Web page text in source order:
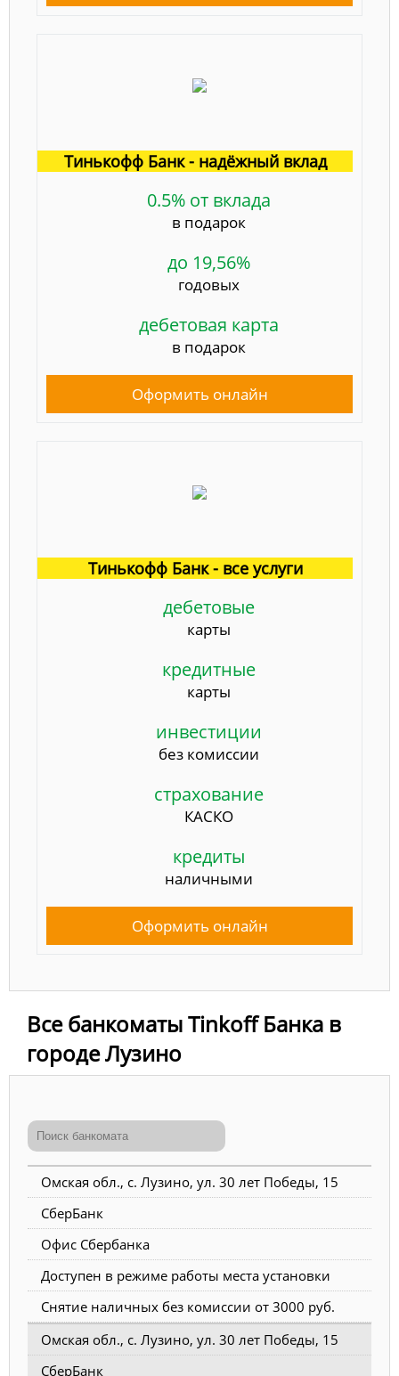
Тинькофф Банк - надёжный вклад
0.5% от вклада
в подарок
до 19,56%
годовых
дебетовая карта
в подарок
Оформить онлайн
Тинькофф Банк - все услуги
дебетовые
карты
кредитные
карты
инвестиции
без комиссии
страхование
КАСКО
кредиты
наличными
Оформить онлайн
Все банкоматы Tinkoff Банка в
городе Лузино
Омская обл., с. Лузино, ул. 30 лет Победы, 15
СберБанк
Офис Сбербанка
Доступен в режиме работы места установки
Снятие наличных без комиссии от 3000 руб.
Омская обл., с. Лузино, ул. 30 лет Победы, 15
СберБанк